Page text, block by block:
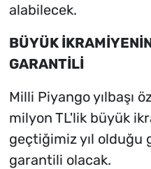
alabilecek.
BÜYÜK
GARANTİLİ
Milli Piyango yılbaşı
milyon TL'lik büyük
geçtiğimiz yıl olduğu
garantili olacak.